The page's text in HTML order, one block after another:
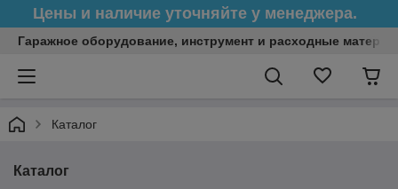
Цены и наличие уточняйте у менеджера.
Гаражное оборудование, инструмент и расходные
Каталог
Каталог